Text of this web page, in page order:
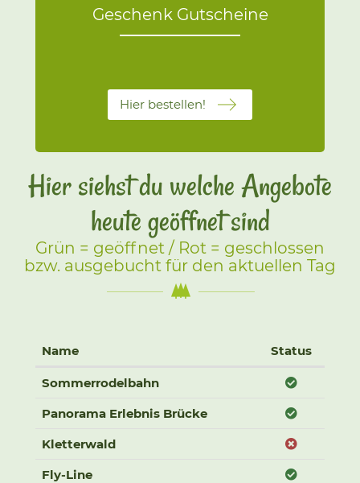
Geschenk Gutscheine
Hier bestellen!
Hier siehst du welche Angebote
heute geöffnet sind
Grün = geöffnet / Rot = geschlossen
bzw. ausgebucht für den aktuellen Tag
Liste aller Attraktionen mit aktuellem Öffnungs-
Name Status
Sommerrodelbahn
Panorama Erlebnis Brücke
Kletterwald
Fly-Line